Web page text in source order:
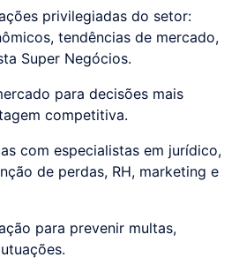
privilegiadas do setor:
tendências de mercado,
Super Negócios.
para decisões mais
competitiva.
com especialistas em jurídico,
de perdas, RH, marketing e
para prevenir multas,